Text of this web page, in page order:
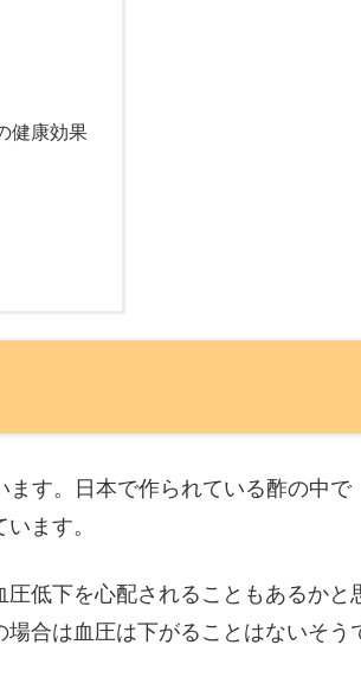
健康効果
す。日本で作られている酢の中で
ます。
低下を心配されることもあるかと
合は血圧は下がることはないそう